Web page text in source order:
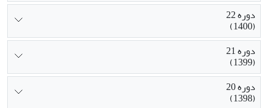
دوره 22
(1400)
دوره 21
(1399)
دوره 20
(1398)